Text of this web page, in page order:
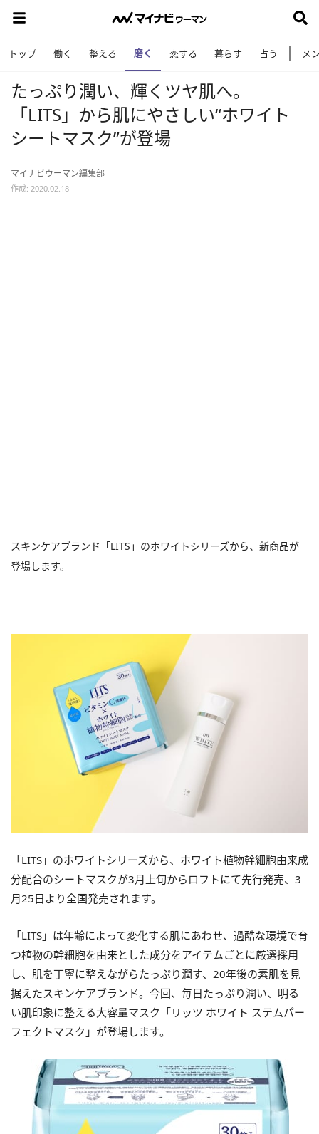
トップ 働く 整える 磨く 恋する 暮らす 占う メ
たっぷり潤い、輝くツヤ肌へ。
「LITS」から肌にやさしい“ホワイト
シートマスク”が登場
マイナビウーマン編集部
作成: 2020.02.18
スキンケアブランド「LITS」のホワイトシリーズから、新商品が
登場します。
「LITS」のホワイトシリーズから、ホワイト植物幹細胞由来成
分配合のシートマスクが3月上旬からロフトにて先行発売、3
月25日より全国発売されます。
「LITS」は年齢によって変化する肌にあわせ、過酷な環境で育
つ植物の幹細胞を由来とした成分をアイテムごとに厳選採用
し、肌を丁寧に整えながらたっぷり潤す、20年後の素肌を見
据えたスキンケアブランド。今回、毎日たっぷり潤い、明る
い肌印象に整える大容量マスク「リッツ ホワイト ステムパー
フェクトマスク」が登場します。